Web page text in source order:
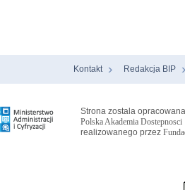
Kontakt Redakcja BIP
Strona zostala
Polska Akademia Dostepnosci
realizowanego przez